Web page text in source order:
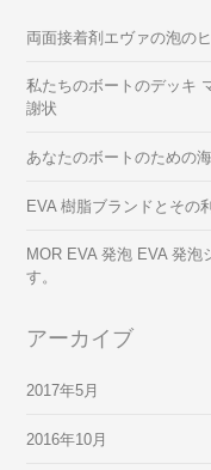
両面接着剤エヴァの泡の
私たちのボートのデッキ
謝状
あなたのボートのための
EVA 樹脂ブランドとその
MOR EVA 発泡 EVA 発泡
す。
アーカイブ
2017年5月
2016年10月